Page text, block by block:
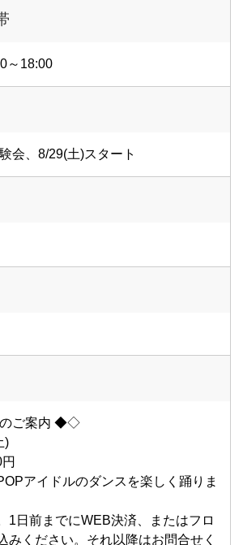
～18:00
会、8/29(土)スタート
ご案内 ◆◇
)
アイドルのダンスを楽しく踊りま
1日前までにWEB決済、またはフロ
みください。それ以降はお問合せく